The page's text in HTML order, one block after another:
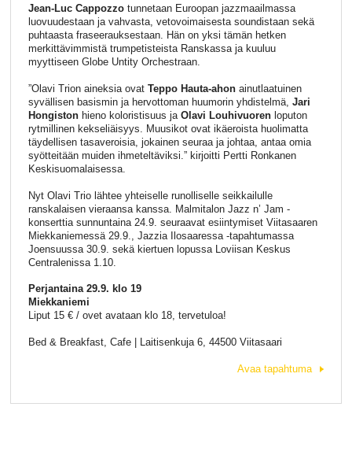
Jean-Luc Cappozzotunnetaan Euroopan jazzmaailmassa
luovuudestaan ja vahvasta, vetovoimaisesta soundistaan sekä
puhtaasta fraseerauksestaan. Hän on yksi tämän hetken
merkittävimmistä trumpetisteista Ranskassa ja kuuluu
myyttiseen Globe Untity Orchestraan.
”Olavi Trion aineksia ovat Teppo Hauta-ahonainutlaatuinen
syvällisen basismin ja hervottoman huumorin yhdistelmä, Jari
Hongistonhieno koloristisuus ja Olavi Louhivuorenloputon
rytmillinen kekseliäisyys. Muusikot ovat ikäeroista huolimatta
täydellisen tasaveroisia, jokainen seuraa ja johtaa, antaa omia
syötteitään muiden ihmeteltäviksi.” kirjoitti Pertti Ronkanen
Keskisuomalaisessa.
Nyt Olavi Trio lähtee yhteiselle runolliselle seikkailulle
ranskalaisen vieraansa kanssa. Malmitalon Jazz n’ Jam -
konserttia sunnuntaina 24.9. seuraavat esiintymiset Viitasaaren
Miekkaniemessä 29.9., Jazzia Ilosaaressa -tapahtumassa
Joensuussa 30.9. sekä kiertuen lopussa Loviisan Keskus
Centralenissa 1.10.
Perjantaina 29.9. klo 19
Miekkaniemi
Liput 15 € / ovet avataan klo 18, tervetuloa!
Bed & Breakfast, Cafe | Laitisenkuja 6, 44500 Viitasaari
Avaa tapahtuma